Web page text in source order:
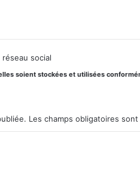
social
soient stockées et utilisées
Les champs obligatoires